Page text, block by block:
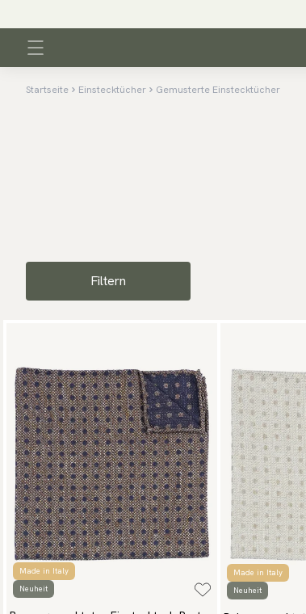
Startseite Einstecktücher Gemusterte Einstecktücher
Filtern
Made in Italy
Neuheit
Made in Italy
Neuheit